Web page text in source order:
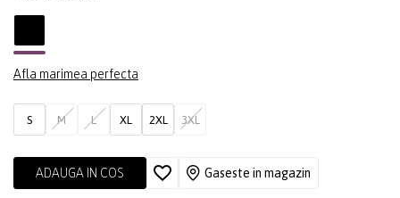
Afla marimea perfecta
S M L XL 2XL 3XL
ADAUGA IN COS Gaseste in magazin